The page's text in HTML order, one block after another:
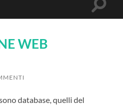
WEB
database, quelli del